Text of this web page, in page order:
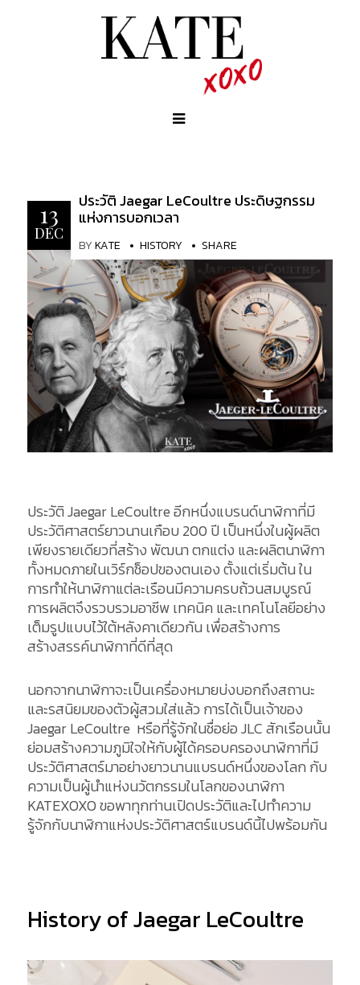
13
DEC
ประวัติ Jaegar LeCoultre ประดิษฐกรรม
แห่งการบอกเวลา
BYKATE HISTORY SHARE
ประวัติ Jaegar LeCoultre อีกหนึ่งแบรนด์นาฬิกาที่มี
ประวัติศาสตร์ยาวนานเกือบ 200 ปี เป็นหนึ่งในผู้ผลิต
เพียงรายเดียวที่สร้าง พัฒนา ตกแต่ง และผลิตนาฬิกา
ทั้งหมดภายในเวิร์กช็อปของตนเอง ตั้งแต่เริ่มต้น ใน
การทำให้นาฬิกาแต่ละเรือนมีความครบถ้วนสมบูรณ์
การผลิตจึงรวบรวมอาชีพ เทคนิค และเทคโนโลยีอย่าง
เต็มรูปแบบไว้ใต้หลังคาเดียวกัน เพื่อสร้างการ
สร้างสรรค์นาฬิกาที่ดีที่สุด
นอกจากนาฬิกาจะเป็นเครื่องหมายบ่งบอกถึงสถานะ
และรสนิยมของตัวผู้สวมใส่แล้ว การได้เป็นเจ้าของ
Jaegar LeCoultre หรือที่รู้จักในชื่อย่อ JLC สักเรือนนั้น
ย่อมสร้างความภูมิใจให้กับผู้ได้ครอบครองนาฬิกาที่มี
ประวัติศาสตร์มาอย่างยาวนานแบรนด์หนึ่งของโลก กับ
ความเป็นผู้นำแห่งนวัตกรรมในโลกของนาฬิกา
KATEXOXO ขอพาทุกท่านเปิดประวัติและไปทำความ
รู้จักกับนาฬิกาแห่งประวัติศาสตร์แบรนด์นี้ไปพร้อมกัน
History of Jaegar LeCoultre